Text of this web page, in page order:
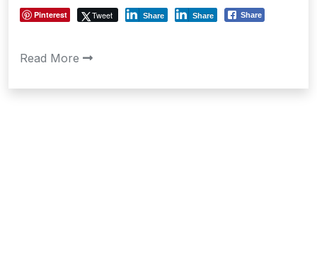
Pinterest Tweet Share Share Share
Read More